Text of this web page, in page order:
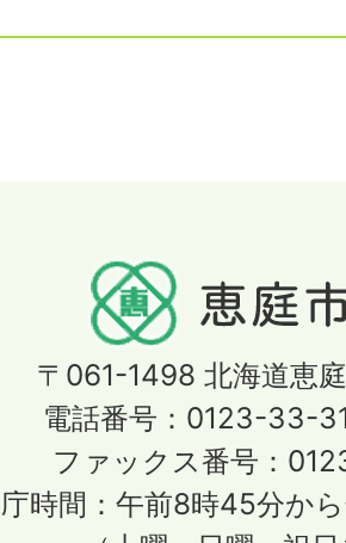
〒061-1498 北海道恵
電話番号：0123-33-
ファックス番号：
時間：午前8時45分か